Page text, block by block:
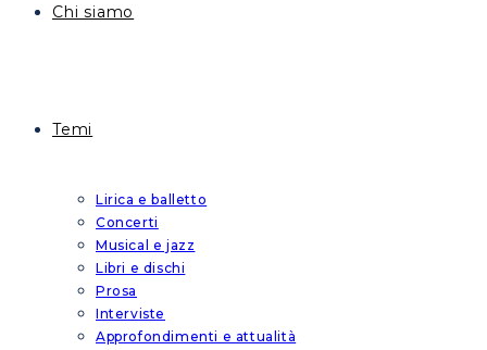
Chi siamo
Temi
Lirica e balletto
Concerti
Musical e jazz
Libri e dischi
Prosa
Interviste
Approfondimenti e attualità